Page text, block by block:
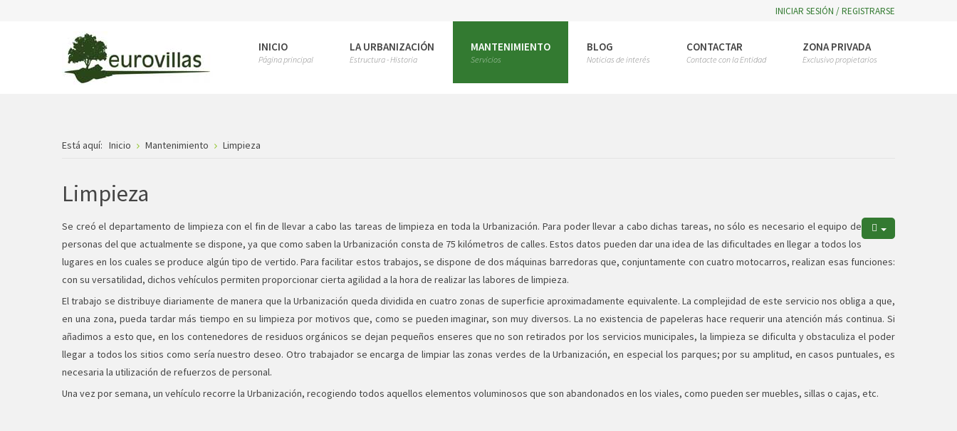
INICIAR SESIÓN / REGISTRARSE
INICIO
Página principal
LA URBANIZACIÓN
Estructura - Historia
MANTENIMIENTO
Servicios
BLOG
Noticias de interés
CONTACTAR
Contacte con la Entidad
ZONA PRIVADA
Exclusivo propietarios
Está aquí: Inicio Mantenimiento Limpieza
Limpieza
Se creó el departamento de limpieza con el fin de llevar a cabo las tareas de limpieza en toda la Urbanización. Para poder llevar a cabo dichas tareas, no sólo es necesario el equipo de
personas del que actualmente se dispone, ya que como saben la Urbanización consta de 75 kilómetros de calles. Estos datos pueden dar una idea de las dificultades en llegar a todos los
lugares en los cuales se produce algún tipo de vertido. Para facilitar estos trabajos, se dispone de dos máquinas barredoras que, conjuntamente con cuatro motocarros, realizan esas funciones:
con su versatilidad, dichos vehículos permiten proporcionar cierta agilidad a la hora de realizar las labores de limpieza.
El trabajo se distribuye diariamente de manera que la Urbanización queda dividida en cuatro zonas de superficie aproximadamente equivalente. La complejidad de este servicio nos obliga a que,
en una zona, pueda tardar más tiempo en su limpieza por motivos que, como se pueden imaginar, son muy diversos. La no existencia de papeleras hace requerir una atención más continua. Si
añadimos a esto que, en los contenedores de residuos orgánicos se dejan pequeños enseres que no son retirados por los servicios municipales, la limpieza se dificulta y obstaculiza el poder
llegar a todos los sitios como sería nuestro deseo. Otro trabajador se encarga de limpiar las zonas verdes de la Urbanización, en especial los parques; por su amplitud, en casos puntuales, es
necesaria la utilización de refuerzos de personal.
Una vez por semana, un vehículo recorre la Urbanización, recogiendo todos aquellos elementos voluminosos que son abandonados en los viales, como pueden ser muebles, sillas o cajas, etc.